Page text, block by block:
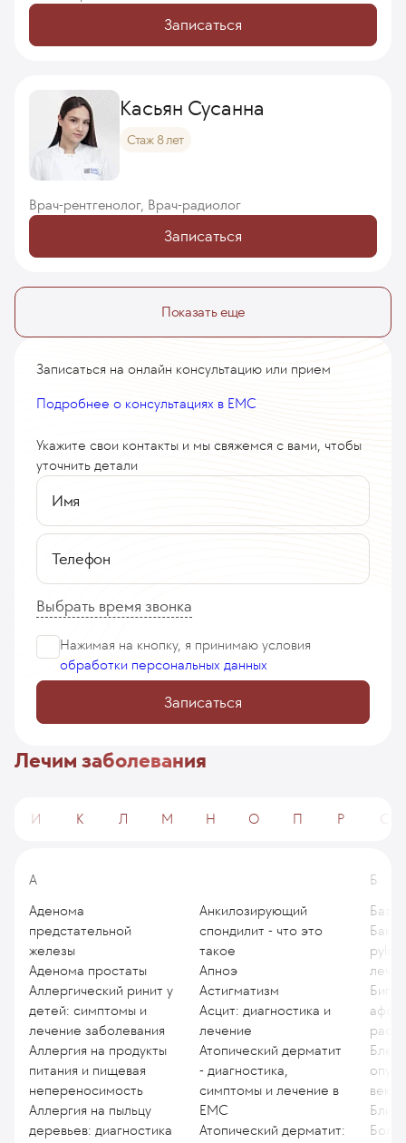
Записаться
Касьян Сусанна
Стаж 8 лет
Врач-рентгенолог, Врач-радиолог
Записаться
Показать еще
Записаться на онлайн консультацию или прием
Укажите свои контакты и мы свяжемся с вами, чтобы
уточнить детали
Подробнее о консультациях в EMC
Имя
Телефон
Выбрать время звонка
Нажимая на кнопку, я принимаю условия
обработки персональных данных
Записаться
Лечим заболевания
И К Л М Н О П Р С
А
Аденома
предстательной
железы
Аденома простаты
Аллергический ринит у
детей: симптомы и
лечение заболевания
Аллергия на продукты
питания и пищевая
непереносимость
Аллергия на пыльцу
деревьев: диагностика
Анкилозирующий
спондилит - что это
такое
Апноэ
Астигматизм
Асцит: диагностика и
лечение
Атопический дерматит
- диагностика,
симптомы и лечение в
EMC
Атопический дерматит:
Б
века